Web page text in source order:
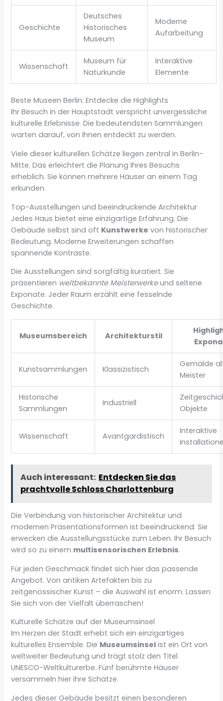
Geschichte
Deutsches
Historisches
Museum
Moderne
Aufarbeitung
Wissenschaft
Museum für
Naturkunde
Interaktive
Elemente
Beste Museen Berlin: Entdecke die Highlights
Ihr Besuch in der Hauptstadt verspricht unvergessliche
kulturelle Erlebnisse. Die bedeutendsten Sammlungen
warten darauf, von Ihnen entdeckt zu werden.
Viele dieser kulturellen Schätze liegen zentral in Berlin-
Mitte. Das erleichtert die Planung Ihres Besuchs
erheblich. Sie können mehrere Häuser an einem Tag
erkunden.
Top-Ausstellungen und beeindruckende Architektur
Jedes Haus bietet eine einzigartige Erfahrung. Die
Gebäude selbst sind oft Kunstwerke von historischer
Bedeutung. Moderne Erweiterungen schaffen
spannende Kontraste.
Die Ausstellungen sind sorgfältig kuratiert. Sie
präsentieren weltbekannte Meisterwerkeund seltene
Exponate. Jeder Raum erzählt eine fesselnde
Geschichte.
Museumsbereich Architekturstil
Kunstsammlungen Klassizistisch
Gemälde
Meister
Historische
Sammlungen
Industriell
Objekte
Wissenschaft Avantgardistisch
Interaktive
Auch interessant: Entdecken Sie das
prachtvolle Schloss Charlottenburg
Die Verbindung von historischer Architektur und
modernen Präsentationsformen ist beeindruckend. Sie
erwecken die Ausstellungsstücke zum Leben. Ihr Besuch
wird so zu einem multisensorischen Erlebnis.
Für jeden Geschmack findet sich hier das passende
Angebot. Von antiken Artefakten bis zu
zeitgenössischer Kunst – die Auswahl ist enorm. Lassen
Sie sich von der Vielfalt überraschen!
Kulturelle Schätze auf der Museumsinsel
Im Herzen der Stadt erhebt sich ein einzigartiges
kulturelles Ensemble. Die Museumsinsel ist ein Ort von
weltweiter Bedeutung und trägt stolz den Titel
UNESCO-Weltkulturerbe. Fünf berühmte Häuser
versammeln hier ihre Schätze.
Jedes dieser Gebäude besitzt einen besonderen